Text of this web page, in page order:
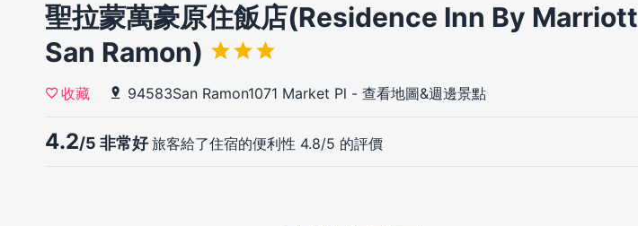
聖拉蒙萬豪原住飯店(Residence Inn By Marriott
San Ramon)
收藏 94583San Ramon1071 Market Pl - 查看地圖&週邊景點
4.2/5 非常好旅客給了住宿的便利性 4.8/5 的評價